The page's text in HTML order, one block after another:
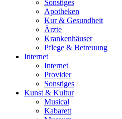
Sonstiges
Apotheken
Kur & Gesundheit
Ärzte
Krankenhäuser
Pflege & Betreuung
Internet
Internet
Provider
Sonstiges
Kunst & Kultur
Musical
Kabarett